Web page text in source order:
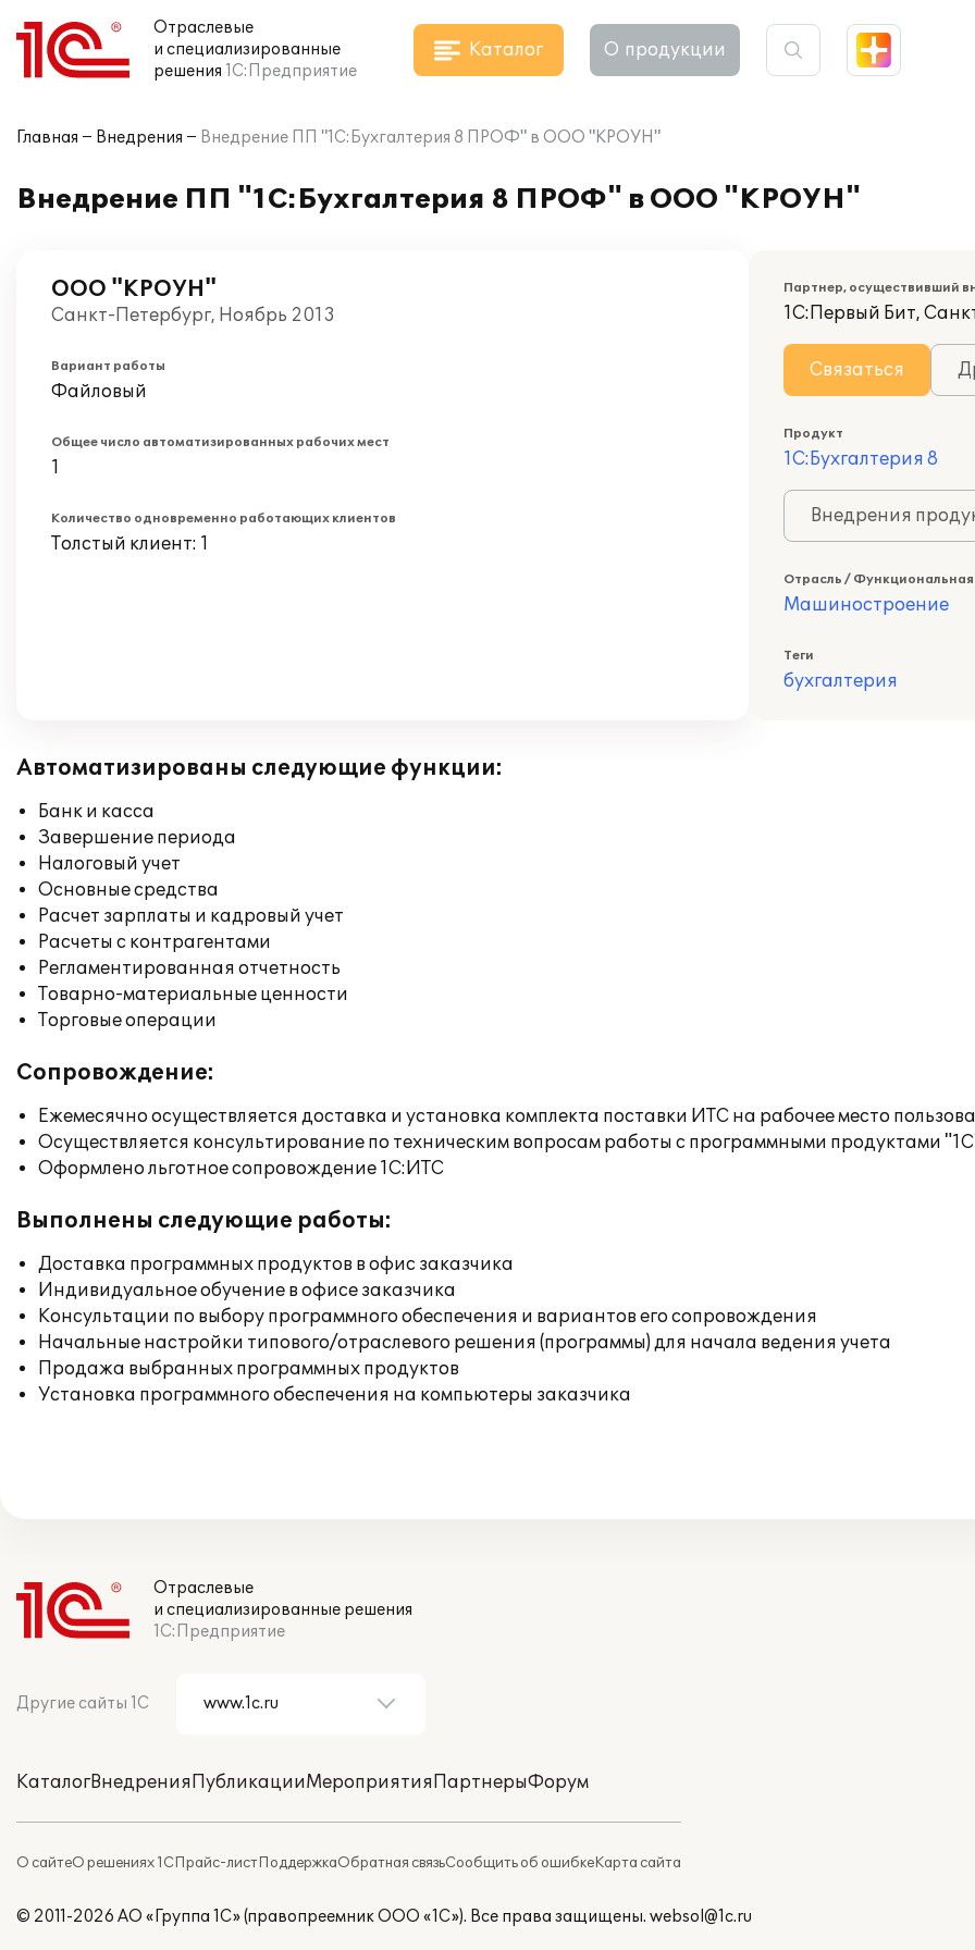
Отраслевые
и специализированные
решения 1С:Предприятие
Каталог О продукции
Главная Внедрения Внедрение ПП "1С:Бухгалтерия 8 ПРОФ" в ООО "КРОУН"
Внедрение ПП "1С:Бухгалтерия 8 ПРОФ" в ООО "КРОУН"
ООО "КРОУН"
Санкт-Петербург, Ноябрь 2013
Вариант работы
Файловый
Общее число автоматизированных рабочих мест
1
Количество одновременно работающих клиентов
Толстый клиент: 1
Партнер, осуществивший
1С:Первый Бит,
Связаться
Продукт
1С:Бухгалтерия 8
Внедрения
Отрасль / Функциональная
Машиностроение
Теги
бухгалтерия
Автоматизированы следующие функции:
Банк и касса
Завершение периода
Налоговый учет
Основные средства
Расчет зарплаты и кадровый учет
Расчеты с контрагентами
Регламентированная отчетность
Товарно-материальные ценности
Торговые операции
Сопровождение:
Ежемесячно осуществляется доставка и установка комплекта поставки ИТС на рабочее место
Осуществляется консультирование по техническим вопросам работы с программными продуктами
Оформлено льготное сопровождение 1С:ИТС
Выполнены следующие работы:
Доставка программных продуктов в офис заказчика
Индивидуальное обучение в офисе заказчика
Консультации по выбору программного обеспечения и вариантов его сопровождения
Начальные настройки типового/отраслевого решения (программы) для начала ведения учета
Продажа выбранных программных продуктов
Установка программного обеспечения на компьютеры заказчика
Отраслевые
и специализированные решения
1С:Предприятие
Другие сайты 1С
КаталогВнедренияПубликацииМероприятияПартнерыФорум
О сайтеО решениях 1СПрайс-листПоддержкаОбратная связьСообщить об ошибкеКарта сайта
© 2011-2026 АО «Группа 1С» (правопреемник ООО «1С»). Все права защищены. websol@1c.ru